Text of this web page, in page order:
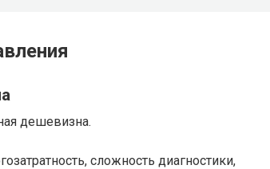
дешевизна.
сложность диагностики,